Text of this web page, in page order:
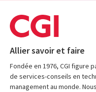
Allier savoir et faire
Fondée en 1976, CGI figure
de services-conseils en
management au monde.